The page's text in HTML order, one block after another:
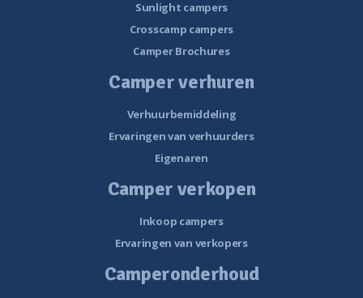
Sunlight campers
Crosscamp campers
Camper Brochures
Camper verhuren
Verhuurbemiddeling
Ervaringen van verhuurders
Eigenaren
Camper verkopen
Inkoop campers
Ervaringen van verkopers
Camperonderhoud